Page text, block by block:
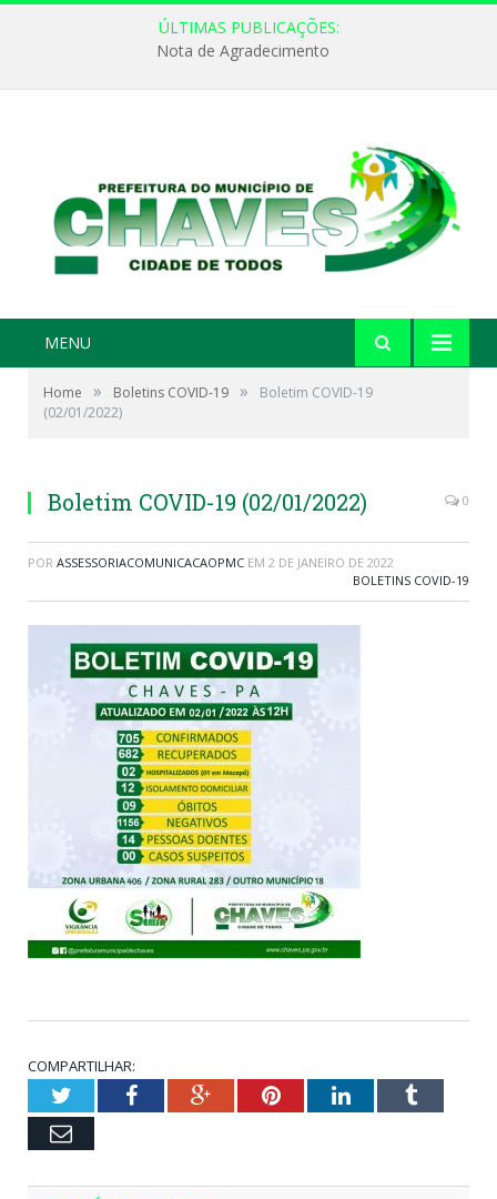
ÚLTIMAS PUBLICAÇÕES:
Nota de Agradecimento
MENU
Home » Boletins COVID-19 »
Boletim COVID-19
(02/01/2022)
Boletim COVID-19 (02/01/2022) 0
POR ASSESSORIACOMUNICACAOPMC EM 2 DE JANEIRO DE 2022
BOLETINS COVID-19
COMPARTILHAR:
TwitterFacebookGoogle+PinterestLinkedInTumblr
Email